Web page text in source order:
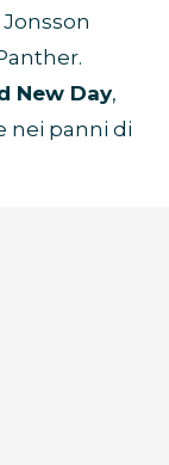
New Day,
nei panni di